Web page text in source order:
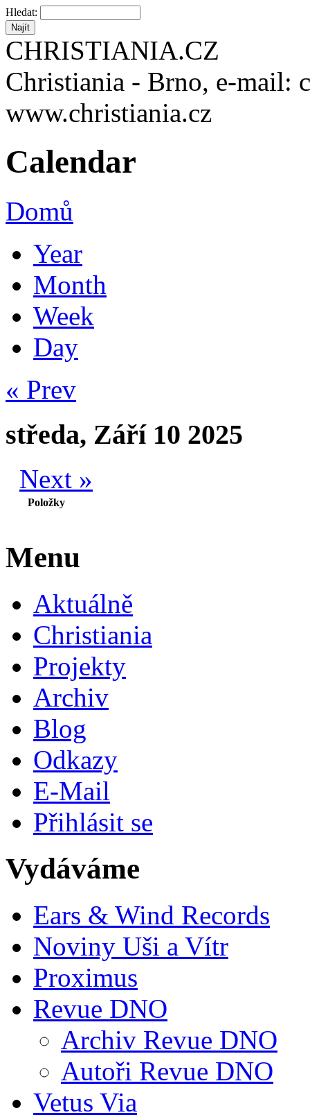
Hledat:
CHRISTIANIA.CZ
Christiania - Brno, e-mail:
www.christiania.cz
Calendar
Domů
Year
Month
Week
Day
« Prev
středa, Září 10 2025
Next »
Položky
Menu
Aktuálně
Christiania
Projekty
Archiv
Blog
Odkazy
E-Mail
Přihlásit se
Vydáváme
Ears & Wind Records
Noviny Uši a Vítr
Proximus
Revue DNO
Archiv Revue DNO
Autoři Revue DNO
Vetus Via